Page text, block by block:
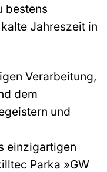
bestens
Jahreszeit in
Verarbeitung,
dem
und
einzigartigen
Parka »GW